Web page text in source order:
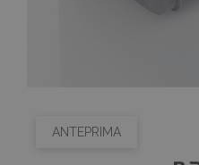
ANTEPRIMA